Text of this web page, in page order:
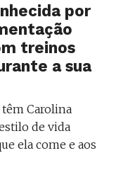
por
treinos
a sua
Carolina
de vida
ela come e aos